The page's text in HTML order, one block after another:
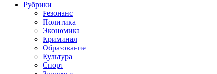
Рубрики
Резонанс
Политика
Экономика
Криминал
Образование
Культура
Спорт